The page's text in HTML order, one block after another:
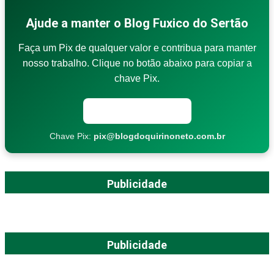
Ajude a manter o Blog Fuxico do Sertão
Faça um Pix de qualquer valor e contribua para manter
nosso trabalho. Clique no botão abaixo para copiar a
chave Pix.
Chave Pix: pix@blogdoquirinoneto.com.br
Publicidade
Publicidade